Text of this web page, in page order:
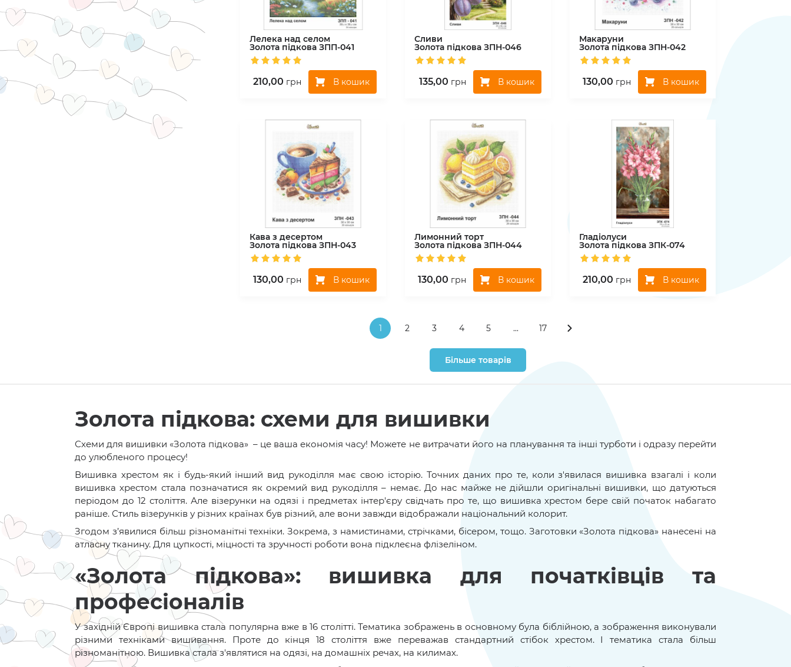
Лелека над селом
Золота підкова ЗПП-041
210,00 грн В кошик
Сливи
Золота підкова ЗПН-046
135,00 грн В кошик
Макаруни
Золота підкова ЗПН-042
130,00 грн В кошик
Кава з десертом
Золота підкова ЗПН-043
130,00 грн В кошик
Лимонний торт
Золота підкова ЗПН-044
130,00 грн В кошик
Гладіолуси
Золота підкова ЗПК-074
210,00 грн В кошик
1 2 3 4 5 ... 17
Більше товарів
Золота підкова: схеми для вишивки
Схеми для вишивки «Золота підкова» – це ваша економія часу! Можете не витрачати його на планування та інші турботи і одразу перейти
до улюбленого процесу!
Вишивка хрестом як і будь-який інший вид рукоділля має свою історію. Точних даних про те, коли з'явилася вишивка взагалі і коли
вишивка хрестом стала позначатися як окремий вид рукоділля – немає. До нас майже не дійшли оригінальні вишивки, що датуються
періодом до 12 століття. Але візерунки на одязі і предметах інтер'єру свідчать про те, що вишивка хрестом бере свій початок набагато
раніше. Стиль візерунків у різних країнах був різний, але вони завжди відображали національний колорит.
Згодом з’явилися більш різноманітні техніки. Зокрема, з намистинами, стрічками, бісером, тощо. Заготовки «Золота підкова» нанесені на
атласну тканину. Для цупкості, міцності та зручності роботи вона підклеєна флізеліном.
«Золота підкова»: вишивка для початківців та
професіоналів
У західній Європі вишивка стала популярна вже в 16 столітті. Тематика зображень в основному була біблійною, а зображення виконували
різними техніками вишивання. Проте до кінця 18 століття вже переважав стандартний стібок хрестом. І тематика стала більш
різноманітною. Вишивка стала з'являтися на одязі, на домашніх речах, на килимах.